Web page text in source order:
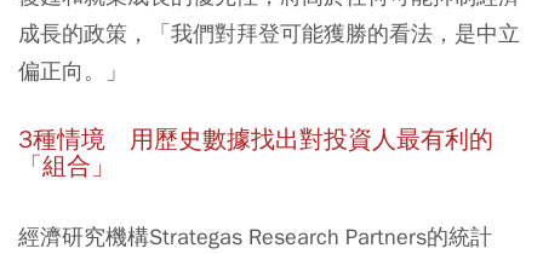
成長的政策，「我們對拜登可能獲勝的看法，是中立
偏正向。」
3種情境 用歷史數據找出對投資人最有利的
「組合」
經濟研究機構Strategas Research Partners的統計